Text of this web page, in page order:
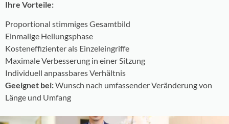
Ihre Vorteile:
Proportional stimmiges Gesamtbild
Einmalige Heilungsphase
Kosteneffizienter als Einzeleingriffe
Maximale Verbesserung in einer Sitzung
Individuell anpassbares Verhältnis
Geeignet bei:Wunsch nach umfassender Veränderung von
Länge und Umfang